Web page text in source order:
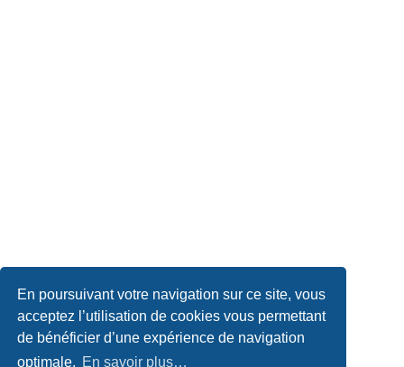
En poursuivant votre navigation sur ce site, vous
acceptez l’utilisation de cookies vous permettant
de bénéficier d’une expérience de navigation
optimale. En savoir plus…